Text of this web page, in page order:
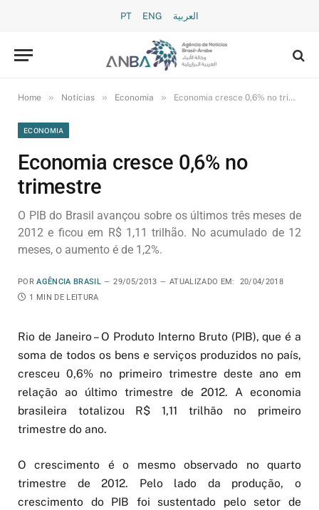
PT ENG العربية
Home » Notícias » Economia » Economia cresce 0,6% no trimestre
ECONOMIA
Economia cresce 0,6% no
trimestre
O PIB do Brasil avançou sobre os últimos três meses de
2012 e ficou em R$ 1,11 trilhão. No acumulado de 12
meses, o aumento é de 1,2%.
POR AGÊNCIA BRASIL 29/05/2013 ATUALIZADO EM:
20/04/2018
1 MIN DE LEITURA
Rio de Janeiro – O Produto Interno Bruto (PIB), que é a
soma de todos os bens e serviços produzidos no país,
cresceu 0,6% no primeiro trimestre deste ano em
relação ao último trimestre de 2012. A economia
brasileira totalizou R$ 1,11 trilhão no primeiro
trimestre do ano.
O crescimento é o mesmo observado no quarto
trimestre de 2012. Pelo lado da produção, o
crescimento do PIB foi sustentado pelo setor de